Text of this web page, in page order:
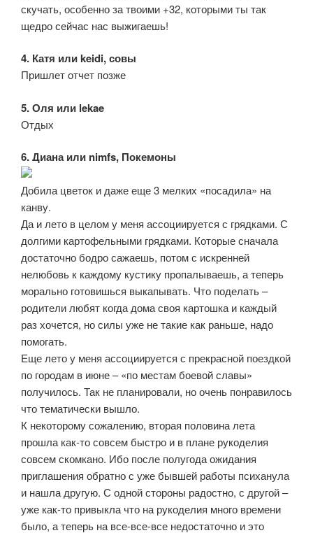
скучать, особенно за твоими +32, которыми ты так
щедро сейчас нас выжигаешь!
4. Катя или keidi, совы
Пришлет отчет позже
5. Оля или lekae
Отдых
6. Диана или nimfs, Покемоны
Добила цветок и даже еще 3 мелких «посадила» на
канву.
Да и лето в целом у меня ассоциируется с грядками. С
долгими картофельными грядками. Которые сначала
достаточно бодро сажаешь, потом с искренней
нелюбовь к каждому кустику пропалываешь, а теперь
морально готовишься выкапывать. Что поделать –
родители любят когда дома своя картошка и каждый
раз хочется, но силы уже не такие как раньше, надо
помогать.
Еще лето у меня ассоциируется с прекрасной поездкой
по городам в июне – «по местам боевой славы»
получилось. Так не планировали, но очень понравилось
что тематически вышло.
К некоторому сожалению, вторая половина лета
прошла как-то совсем быстро и в плане рукоделия
совсем скомкано. Ибо после полугода ожидания
приглашения обратно с уже бывшей работы психанула
и нашла другую. С одной стороны радостно, с другой –
уже как-то привыкла что на рукоделия много времени
было, а теперь на все-все-все недостаточно и это